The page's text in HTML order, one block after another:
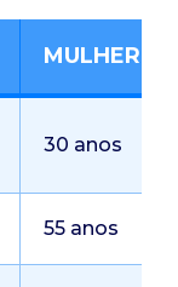
MULHER
30 anos
55 anos